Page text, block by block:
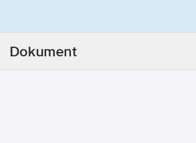
Dokument